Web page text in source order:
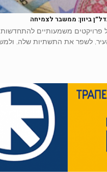
ביוון: ממשבר לצמיחה
משמעותיים להתחדשות
לשפר את התשתיות שלה,